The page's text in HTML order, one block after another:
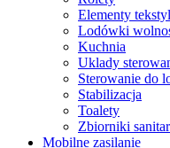
Elementy
Lodówki
Kuchnia
Uklady
Sterowanie do
Stabilizacja
Toalety
Zbiorniki
Mobilne zasilanie